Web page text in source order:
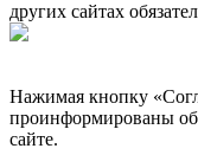
других сайтах
Нажимая кнопку
проинформированы об
сайте.